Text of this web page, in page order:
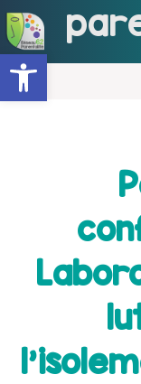
Ouvrir la barre d’outils